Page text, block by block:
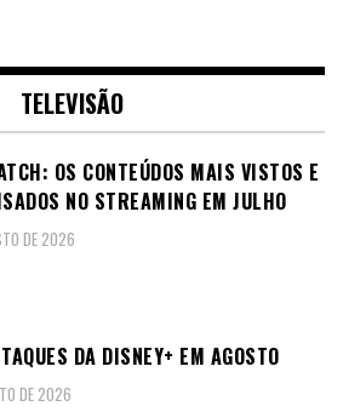
TELEVISÃO
OS CONTEÚDOS MAIS VISTOS E
NO STREAMING EM JULHO
DE 2026
DA DISNEY+ EM AGOSTO
DE 2026